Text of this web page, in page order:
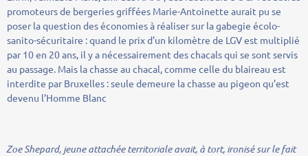
promoteurs de bergeries griffées Marie-Antoinette aurait pu se
poser la question des économies à réaliser sur la gabegie écolo-
sanito-sécuritaire : quand le prix d’un kilomètre de LGV est multiplié
par 10 en 20 ans, il y a nécessairement des chacals qui se sont servis
au passage. Mais la chasse au chacal, comme celle du blaireau est
interdite par Bruxelles : seule demeure la chasse au pigeon qu’est
devenu l’Homme Blanc
Zoe Shepard, jeune attachée territoriale avait, à tort, ironisé sur le fait